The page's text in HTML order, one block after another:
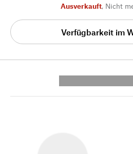
Ausverkauft, Nicht
Verfügbarkeit im